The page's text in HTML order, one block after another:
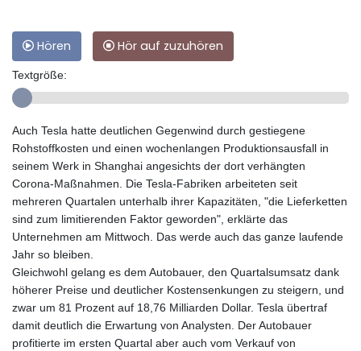
Hören Hör auf zuzuhören
Textgröße:
Auch Tesla hatte deutlichen Gegenwind durch gestiegene
Rohstoffkosten und einen wochenlangen Produktionsausfall in
seinem Werk in Shanghai angesichts der dort verhängten
Corona-Maßnahmen. Die Tesla-Fabriken arbeiteten seit
mehreren Quartalen unterhalb ihrer Kapazitäten, "die Lieferketten
sind zum limitierenden Faktor geworden", erklärte das
Unternehmen am Mittwoch. Das werde auch das ganze laufende
Jahr so bleiben.
Gleichwohl gelang es dem Autobauer, den Quartalsumsatz dank
höherer Preise und deutlicher Kostensenkungen zu steigern, und
zwar um 81 Prozent auf 18,76 Milliarden Dollar. Tesla übertraf
damit deutlich die Erwartung von Analysten. Der Autobauer
profitierte im ersten Quartal aber auch vom Verkauf von